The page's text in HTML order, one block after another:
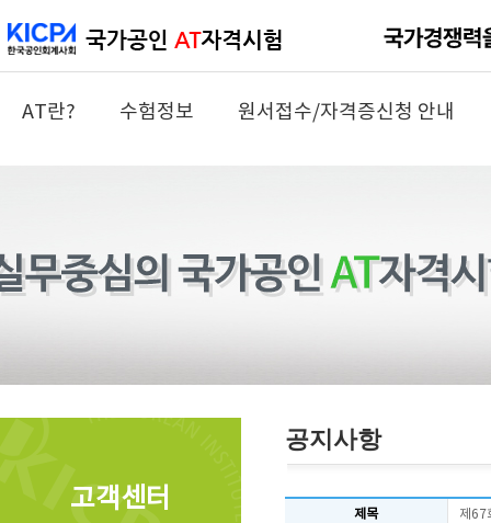
AT란? 수험정보 원서접수/자격증신청 안내
고객센터
공지사항
제목 제67